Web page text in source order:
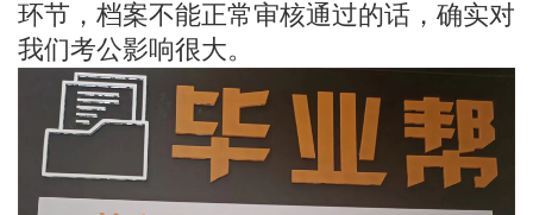
环节，档案不能正常审核通过的话，确实对
我们考公影响很大。